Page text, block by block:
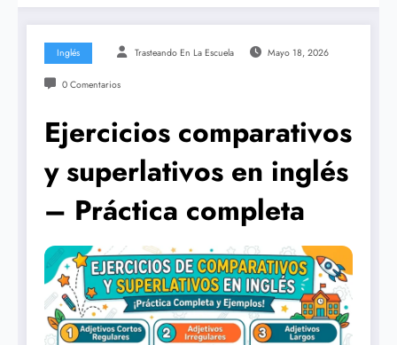
Inglés Trasteando En La Escuela Mayo 18, 2026
0 Comentarios
Ejercicios comparativos
y superlativos en inglés
– Práctica completa